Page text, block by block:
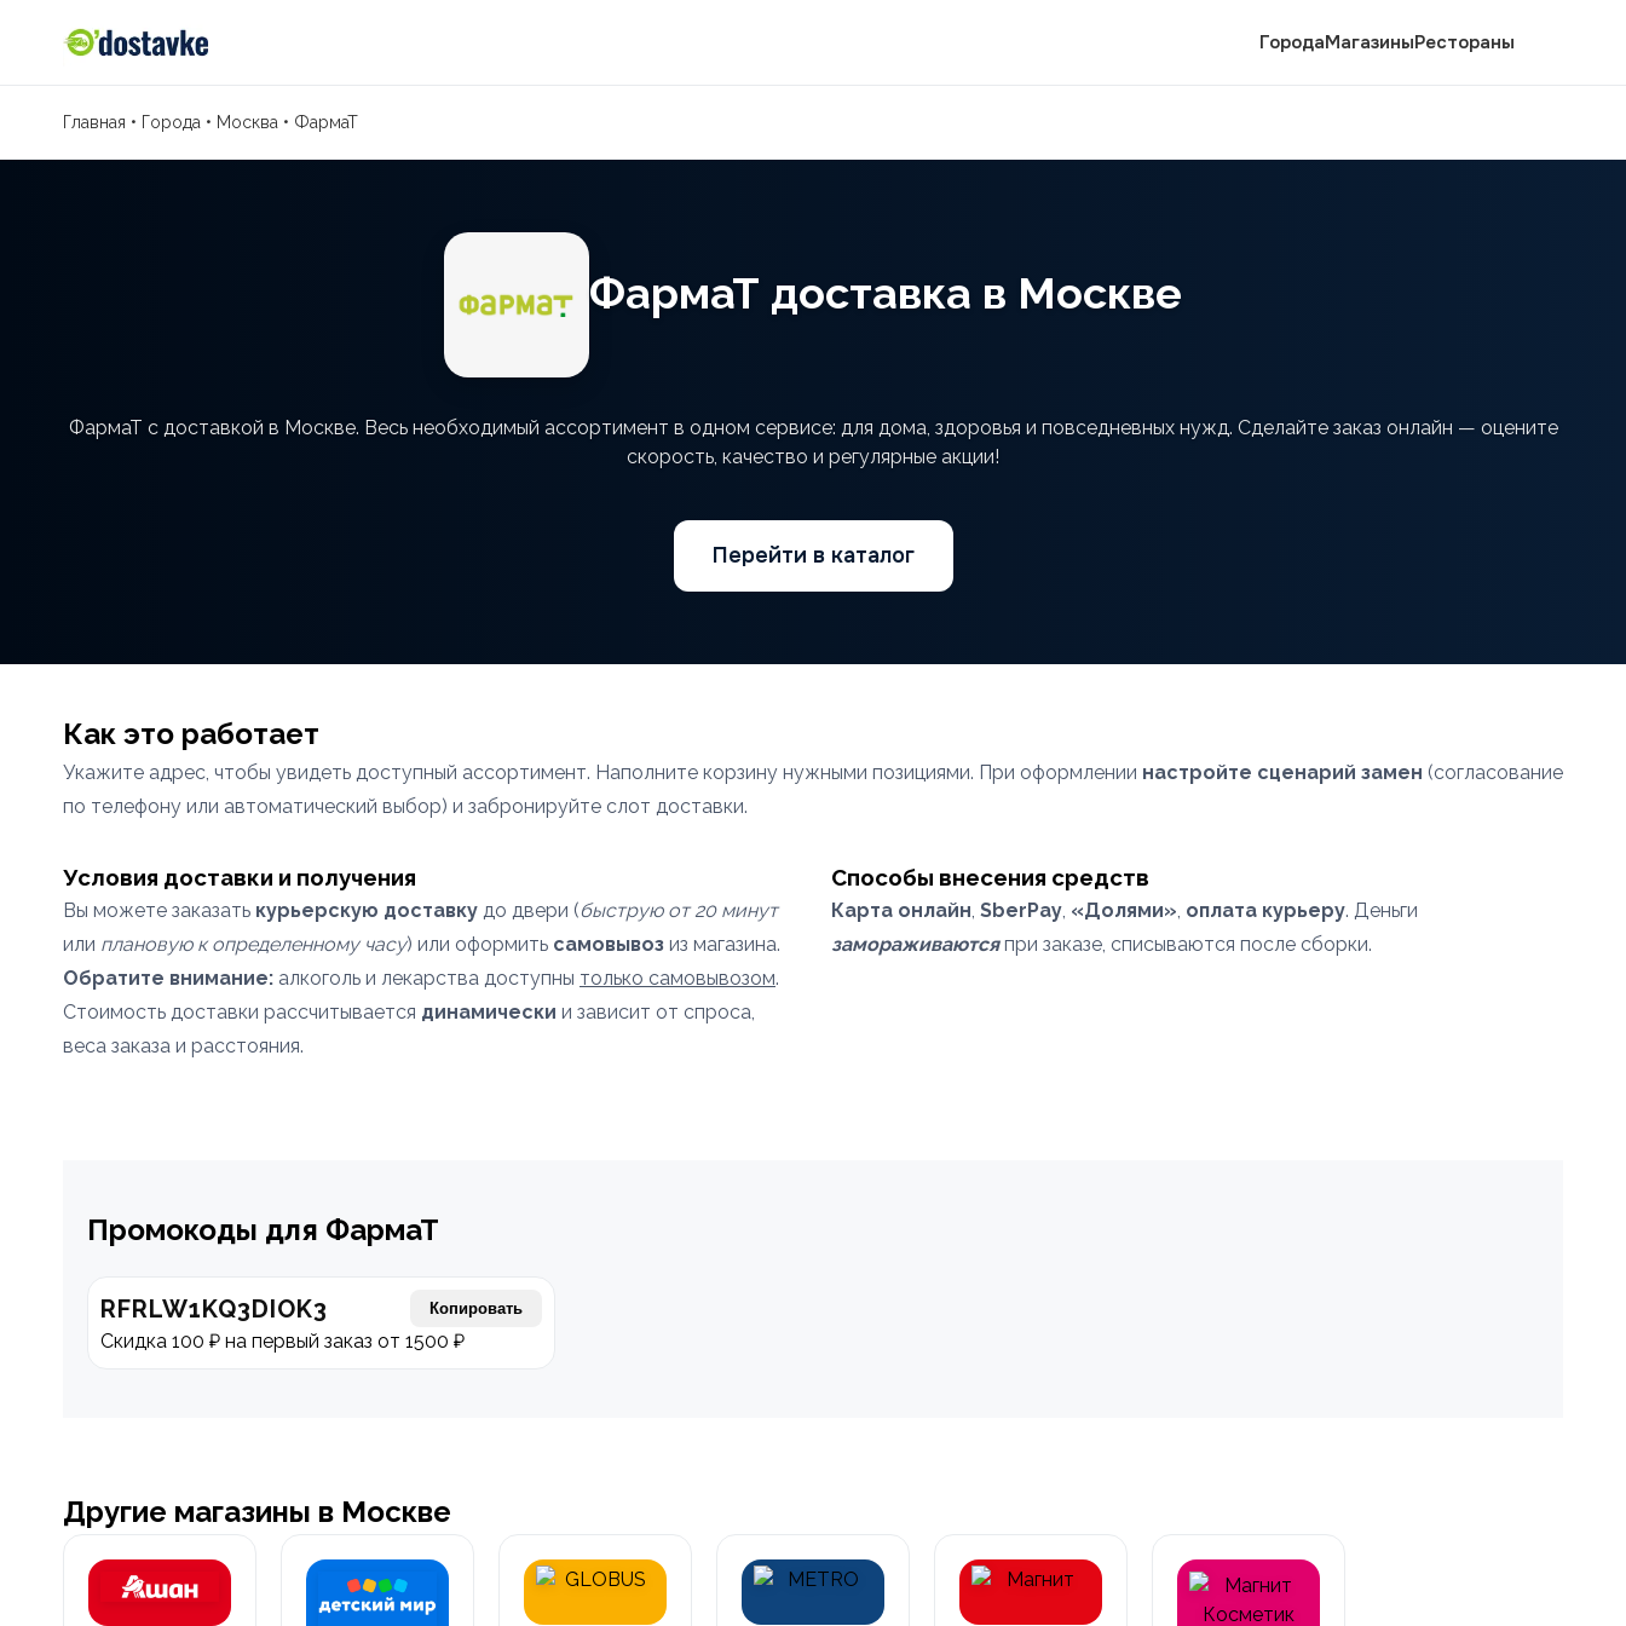
ГородаМагазиныРестораны
Главная • Города • Москва • ФармаТ
ФармаТ доставка в Москве
ФармаТ с доставкой в Москве. Весь необходимый ассортимент в одном сервисе: для дома, здоровья и повседневных нужд. Сделайте заказ онлайн — оцените
скорость, качество и регулярные акции!
Перейти в каталог
Как это работает
Укажите адрес, чтобы увидеть доступный ассортимент. Наполните корзину нужными позициями. При оформлении настройте сценарий замен (согласование
по телефону или автоматический выбор) и забронируйте слот доставки.
Условия доставки и получения
Вы можете заказать курьерскую доставку до двери (быструю от 20 минут
или плановую к определенному часу) или оформить самовывоз из магазина.
Обратите внимание: алкоголь и лекарства доступны только самовывозом.
Стоимость доставки рассчитывается динамически и зависит от спроса,
веса заказа и расстояния.
Способы внесения средств
Карта онлайн, SberPay, «Долями», оплата курьеру. Деньги
замораживаютсяпри заказе, списываются после сборки.
Промокоды для ФармаТ
RFRLW1KQ3DIOK3 Копировать
Скидка 100 ₽ на первый заказ от 1500 ₽
Другие магазины в Москве